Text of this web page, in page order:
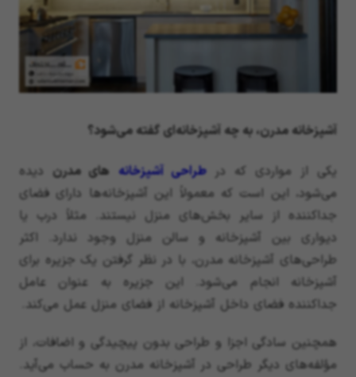
آشپزخانه مدرن، به چه آشپزخانه‌ای گفته می‌شود؟
یکی از مواردی که درطراحی آشپزخانه های مدرن دیده
می‌شود، این است که معمولاً این آشپزخانه‌ها دارای فضای
جداکننده از سایر بخش‌های منزل نیستند. مثلاً درب یا
دیواری بین آشپزخانه و سالن منزل وجود ندارد. اکثر
طراحی‌های آشپزخانه مدرن، با در نظر گرفتن یک جزیره برای
آشپزخانه انجام می‌شود. این جزیره به عنوان عامل
جداکننده فضای داخل آشپزخانه از فضای منزل عمل می‌کند.
همچنین سادگی اجزا و طراحی بدون پیچیدگی و اضافات، از
مؤلفه‌های دیگر طراحی در آشپزخانه مدرن به حساب می‌آید.